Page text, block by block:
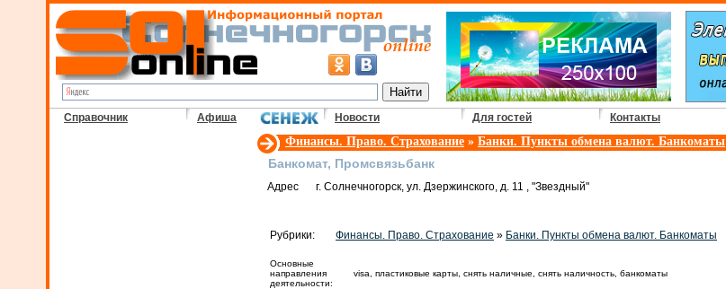
Справочник Афиша Новости Для гостей Контакты
Финансы. Право. Страхование » Банки. Пункты обмена валют. Банкоматы
Банкомат, Промсвязьбанк
Адрес г. Солнечногорск, ул. Дзержинского, д. 11 , "Звездный"
Рубрики: Финансы. Право. Страхование » Банки. Пункты обмена валют. Банкоматы
Основные
направления
деятельности:
visa, пластиковые карты, снять наличные, снять наличность, банкоматы